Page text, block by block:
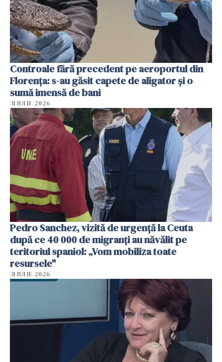
Controale fără precedent pe aeroportul din
Florența: s-au găsit capete de aligator și o
sumă imensă de bani
31 IULIE 2026
Pedro Sanchez, vizită de urgență la Ceuta
după ce 40 000 de migranți au năvălit pe
teritoriul spaniol: „Vom mobiliza toate
resursele"
31 IULIE 2026